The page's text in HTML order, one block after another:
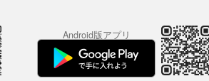
Android版アプリ